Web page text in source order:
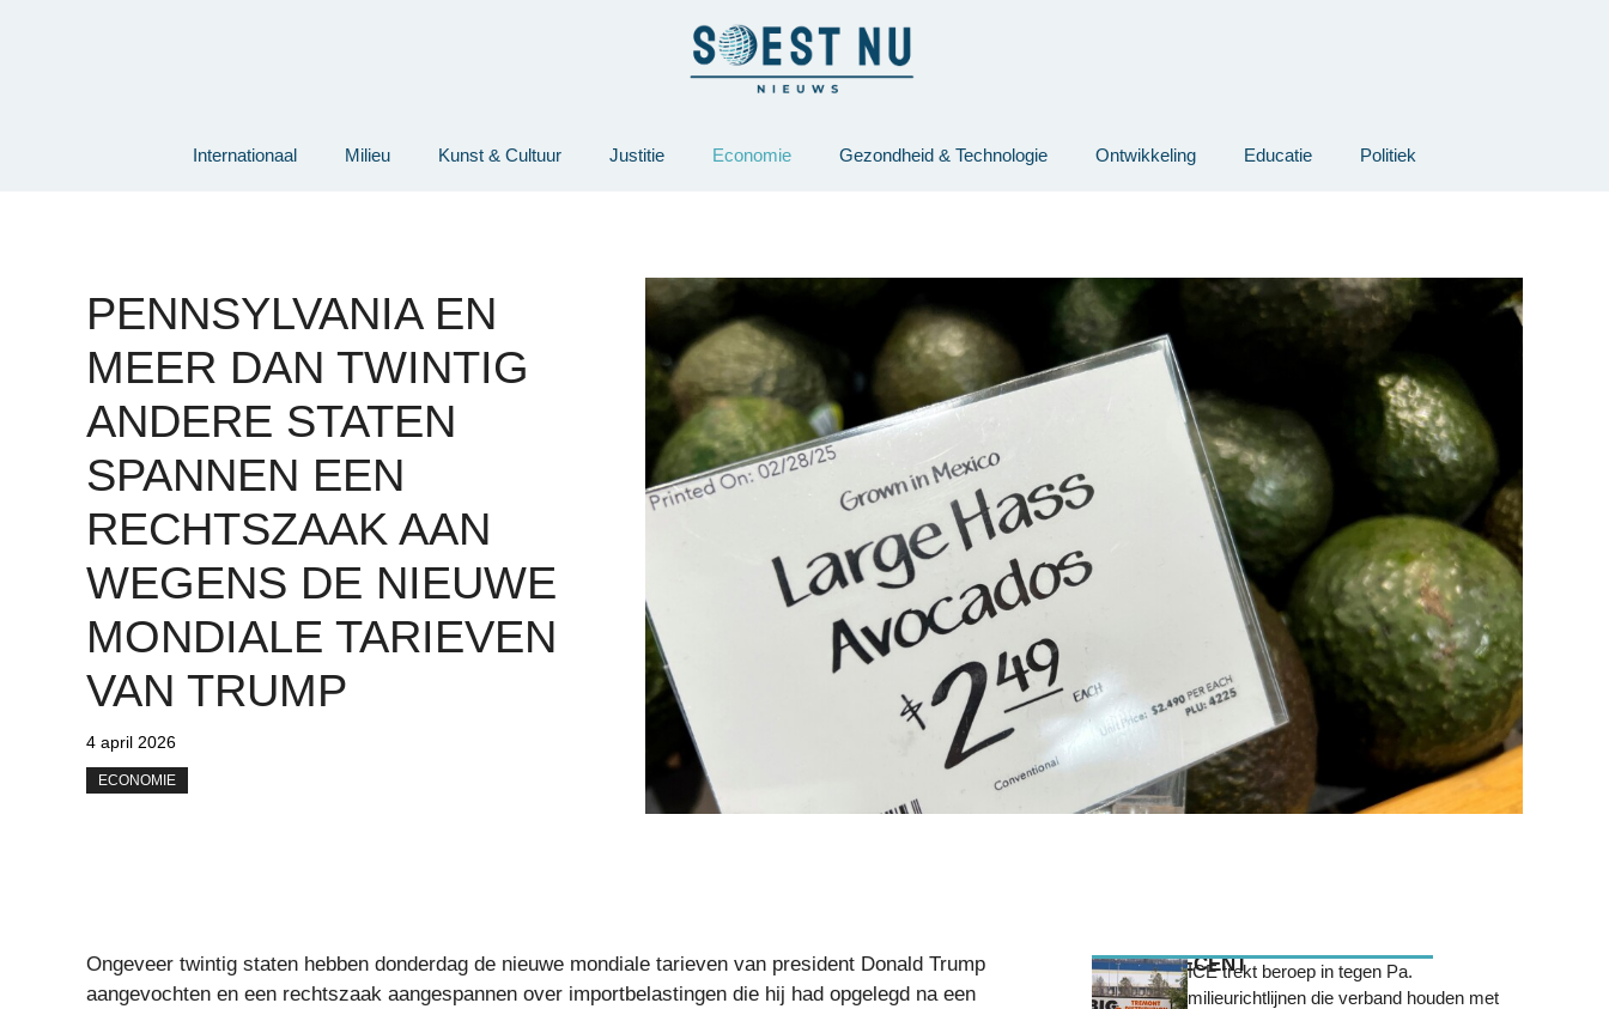
Internationaal Milieu Kunst & Cultuur Justitie Economie Gezondheid & Technologie Ontwikkeling Educatie Politiek
PENNSYLVANIA EN
MEER DAN TWINTIG
ANDERE STATEN
SPANNEN EEN
RECHTSZAAK AAN
WEGENS DE NIEUWE
MONDIALE TARIEVEN
VAN TRUMP
4 april 2026
ECONOMIE
Ongeveer twintig staten hebben donderdag de nieuwe mondiale tarieven van president Donald Trump
aangevochten en een rechtszaak aangespannen over importbelastingen die hij had opgelegd na een
MEEST RECENTICE trekt beroep in tegen Pa.
milieurichtlijnen die verband houden met